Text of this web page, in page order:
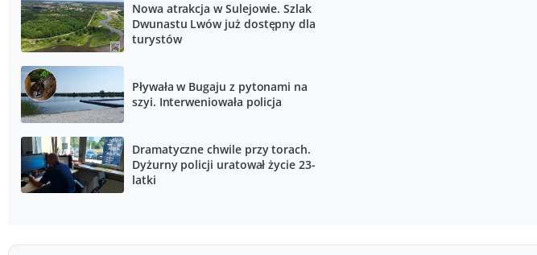
Nowa atrakcja w Sulejowie. Szlak
Dwunastu Lwów już dostępny dla
turystów
Pływała w Bugaju z pytonami na
szyi. Interweniowała policja
Dramatyczne chwile przy torach.
Dyżurny policji uratował życie 23-
latki